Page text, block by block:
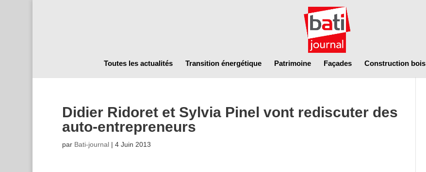
Toutes les actualités Transition énergétique Patrimoine Façades Construction bois
Didier Ridoret et Sylvia Pinel vont rediscuter des
auto-entrepreneurs
par Bati-journal| 4 Juin 2013